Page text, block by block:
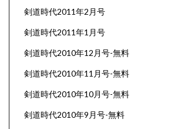
剣道時代2011年2月号
剣道時代2011年1月号
剣道時代2010年12月号-無料
剣道時代2010年11月号-無料
剣道時代2010年10月号-無料
剣道時代2010年9月号-無料